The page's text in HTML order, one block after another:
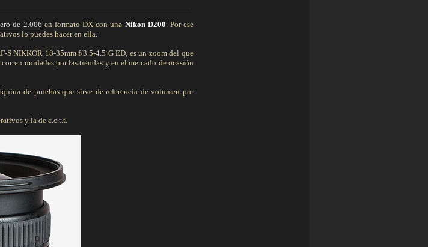
de 2.006 en formato DX con una Nikon D200.Por ese
lo puedes hacer en ella.
S NIKKOR 18-35mm f/3.5-4.5 G ED, es un zoom del que
unidades por las tiendas y en el mercado de ocasión
de pruebas que sirve de referencia de volumen por
y la de c.c.t.t.